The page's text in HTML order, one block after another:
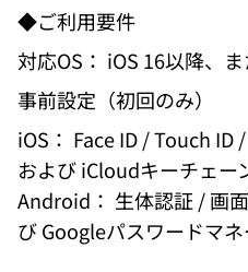
◆ご利用要件
対応OS： iOS 16以降、
事前設定（初回のみ）
iOS： Face ID / Touch ID /
および iCloudキーチェー
Android： 生体認証 / 画
び Googleパスワードマ